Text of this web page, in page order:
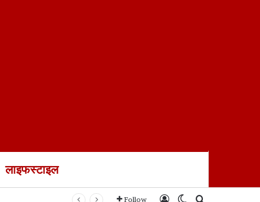
लाइफस्टाइल
Follow Log InSwitch skin